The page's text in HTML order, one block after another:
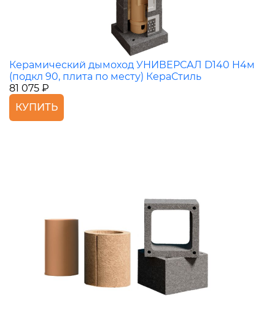
Керамический дымоход УНИВЕРСАЛ D140 H4м
(подкл 90, плита по месту) КераСтиль
81 075 ₽
КУПИТЬ